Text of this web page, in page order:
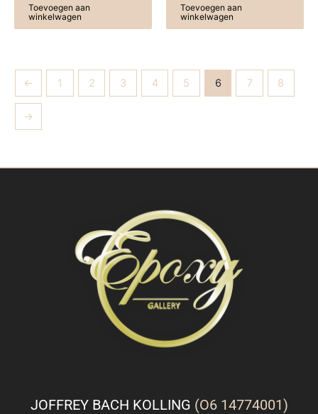
Toevoegen aan
winkelwagen
Toevoegen aan
winkelwagen
← 1 2 3 4 5 6 7 8
→
JOFFREY BACH KOLLING (O6 14774001)